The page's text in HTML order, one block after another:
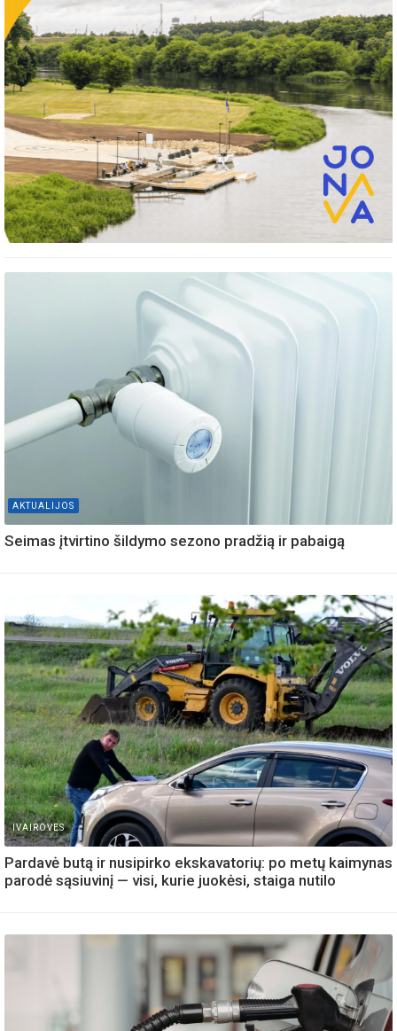
AKTUALIJOS
Seimas įtvirtino šildymo sezono pradžią ir pabaigą
IVAIROVES
Pardavė butą ir nusipirko ekskavatorių: po metų kaimynas
parodė sąsiuvinį — visi, kurie juokėsi, staiga nutilo